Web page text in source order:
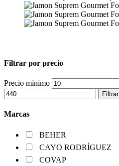
Filtrar por precio
Precio mínimo
Filtrar
Marcas
BEHER
CAYO RODRÍGUEZ
COVAP